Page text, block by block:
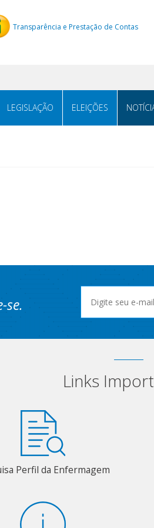
Transparência e Prestação de Contas
LEGISLAÇÃO ELEIÇÕES
se.
Links
Perfil da Enfermagem